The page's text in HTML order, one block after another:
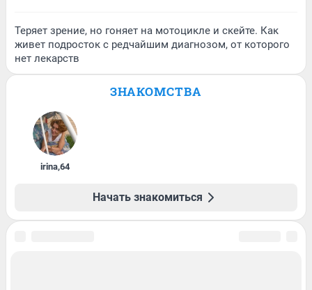
Теряет зрение, но гоняет на мотоцикле и скейте. Как
живет подросток с редчайшим диагнозом, от которого
нет лекарств
ЗНАКОМСТВА
irina,64
Начать знакомиться